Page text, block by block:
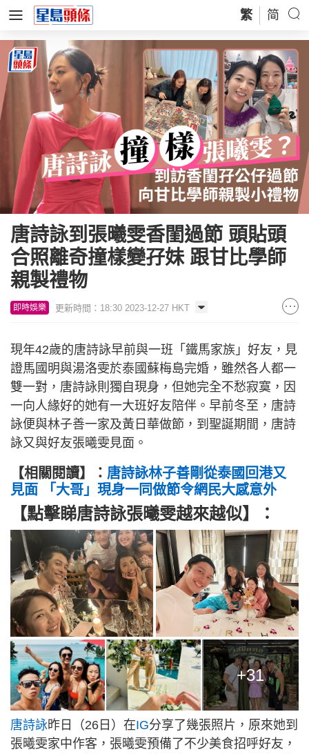
繁 简
唐詩詠到張曦雯香閨過節 頭貼頭
合照離奇撞樣變孖妹 跟甘比學師
親製禮物
即時娛樂 更新時間：18:30 2023-12-27 HKT
現年42歲的唐詩詠早前與一班「鐵馬家族」好友，見
證馬國明與湯洛雯於泰國蘇梅島完婚，雖然各人都一
雙一對，唐詩詠則獨自現身，但她完全不愁寂寞，因
一向人緣好的她有一大班好友陪伴。早前冬至，唐詩
詠便與林子善一家及黃日華做節，到聖誕期間，唐詩
詠又與好友張曦雯見面。
【相關閱讀】： 唐詩詠林子善剛從泰國回港又
見面 「大哥」現身一同做節令網民大感意外
【點擊睇唐詩詠張曦雯越來越似】：
+31
唐詩詠昨日（26日）在IG分享了幾張照片，原來她到
張曦雯家中作客，張曦雯預備了不少美食招呼好友，